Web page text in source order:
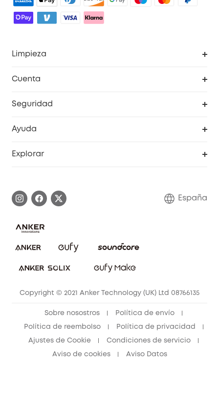
Limpieza
Cuenta
Seguridad
Sistemas de Alarma
Explorar todo
Ayuda
Preguntas frecuentes sobre pedidos
Portal web de seguridad
Explorar
Conviértete en afiliado
España
Copyright © 2021 Anker Technology (UK) Ltd 08766135
Sobre nosostros Política de envío
Política de reembolso Política de privacidad
Ajustes de Cookie Condiciones de servicio
Aviso de cookies Aviso Datos